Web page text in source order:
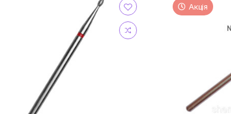
Акція